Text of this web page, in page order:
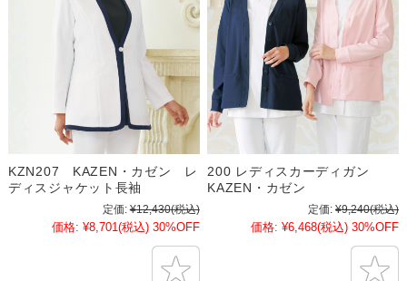
KZN207 KAZEN・カゼン レ
ディスジャケット長袖
定価: ¥12,430(税込)
価格: ¥8,701(税込) 30%OFF
200 レディスカーディガン
KAZEN・カゼン
定価: ¥9,240(税込)
価格: ¥6,468(税込) 30%OFF